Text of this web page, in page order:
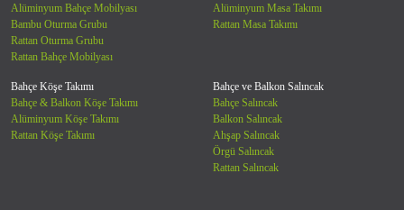
Alüminyum Bahçe Mobilyası
Bambu Oturma Grubu
Rattan Oturma Grubu
Rattan Bahçe Mobilyası
Alüminyum Masa Takımı
Rattan Masa Takımı
Bahçe Köşe Takımı
Bahçe & Balkon Köşe Takımı
Alüminyum Köşe Takımı
Rattan Köşe Takımı
Bahçe ve Balkon Salıncak
Bahçe Salıncak
Balkon Salıncak
Ahşap Salıncak
Örgü Salıncak
Rattan Salıncak